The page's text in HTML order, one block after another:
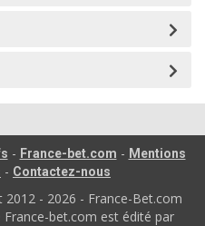
- France-bet.com - Mentions
- Contactez-nous
2012 - 2026 - France-Bet.com
bet.com est édité par